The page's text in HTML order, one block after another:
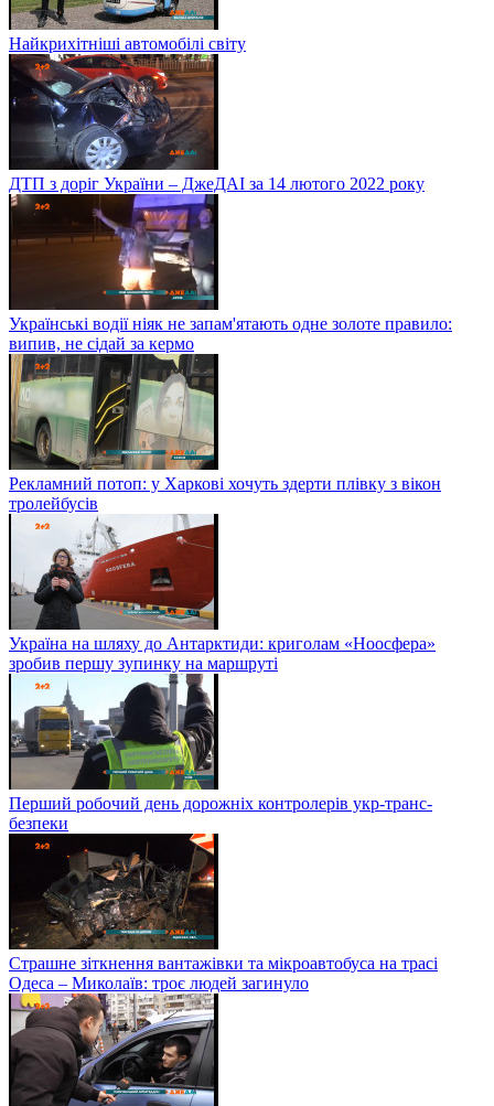
Найкрихітніші автомобілі світу
ДТП з доріг України – ДжеДАІ за 14 лютого 2022 року
Українські водії ніяк не запам'ятають одне золоте правило:
випив, не сідай за кермо
Рекламний потоп: у Харкові хочуть здерти плівку з вікон
тролейбусів
Україна на шляху до Антарктиди: криголам «Ноосфера»
зробив першу зупинку на маршруті
Перший робочий день дорожніх контролерів укр-транс-
безпеки
Страшне зіткнення вантажівки та мікроавтобуса на трасі
Одеса – Миколаїв: троє людей загинуло